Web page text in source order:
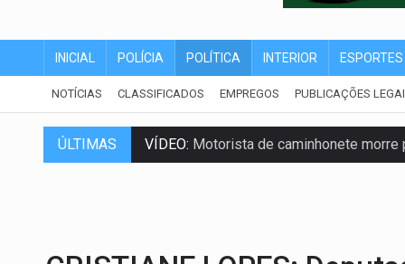
INICIAL POLÍCIA POLÍTICA INTERIOR ESPORTES
NOTÍCIAS CLASSIFICADOS EMPREGOS PUBLICAÇÕES
ÚLTIMAS VÍDEO: Motorista de caminhonete
INCLUSÃO: Prefeitura fortalece parceria